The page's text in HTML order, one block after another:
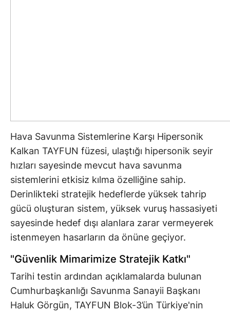
Hava Savunma Sistemlerine Karşı Hipersonik
Kalkan TAYFUN füzesi, ulaştığı hipersonik seyir
hızları sayesinde mevcut hava savunma
sistemlerini etkisiz kılma özelliğine sahip.
Derinlikteki stratejik hedeflerde yüksek tahrip
gücü oluşturan sistem, yüksek vuruş hassasiyeti
sayesinde hedef dışı alanlara zarar vermeyerek
istenmeyen hasarların da önüne geçiyor.
"Güvenlik Mimarimize Stratejik Katkı"
Tarihi testin ardından açıklamalarda bulunan
Cumhurbaşkanlığı Savunma Sanayii Başkanı
Haluk Görgün, TAYFUN Blok-3’ün Türkiye'nin